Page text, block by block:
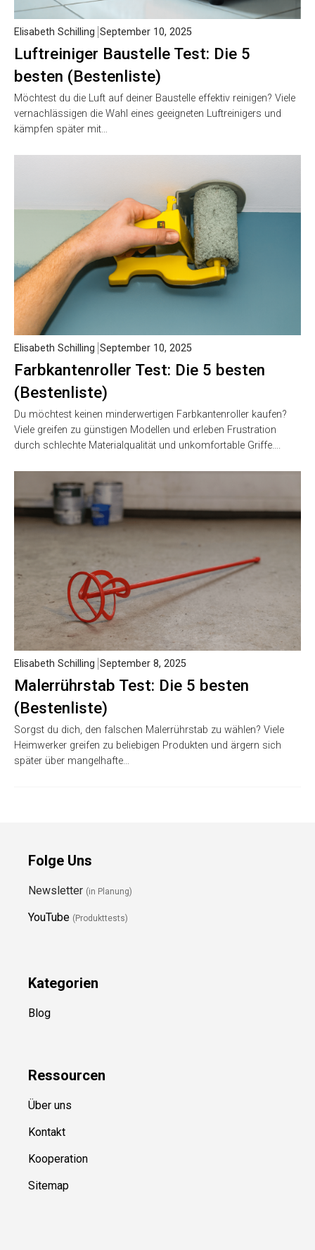
Luftreiniger Baustelle Test: Die 5
besten (Bestenliste)
Elisabeth Schilling September 10, 2025
Möchtest du die Luft auf deiner Baustelle effektiv reinigen? Viele
vernachlässigen die Wahl eines geeigneten Luftreinigers und
kämpfen später mit…
Farbkantenroller Test: Die 5 besten
(Bestenliste)
Elisabeth Schilling September 10, 2025
Du möchtest keinen minderwertigen Farbkantenroller kaufen?
Viele greifen zu günstigen Modellen und erleben Frustration
durch schlechte Materialqualität und unkomfortable Griffe….
Malerrührstab Test: Die 5 besten
(Bestenliste)
Elisabeth Schilling September 8, 2025
Sorgst du dich, den falschen Malerrührstab zu wählen? Viele
Heimwerker greifen zu beliebigen Produkten und ärgern sich
später über mangelhafte…
Folge Uns
Newsletter (in Planung)
YouTube (Produkttests)
Kategorien
Blog
Ressourcen
Über uns
Kontakt
Kooperation
Sitemap